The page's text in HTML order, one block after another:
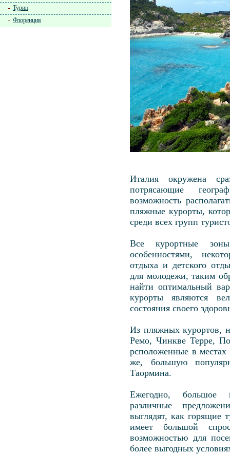
Италия окружена
потрясающие
возможность
пляжные курорты,
среди всех групп
Все курортные
особенностями,
отдыха и детского
для молодежи, таким
найти оптимальный
курорты являются
состояния своего
Из пляжных курортов,
Ремо, Чинкве Терре,
рсположенные в
же, большую
Таормина.
Ежегодно, большое
различные
выглядят, как горящие
имеет большой
возможностью для
более выгодных
Турин
Флоренция